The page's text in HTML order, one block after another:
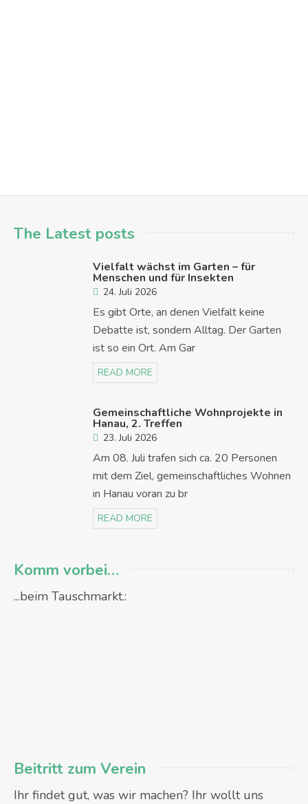
The Latest posts
Vielfalt wächst im Garten – für
Menschen und für Insekten
24. Juli 2026
Es gibt Orte, an denen Vielfalt keine
Debatte ist, sondern Alltag. Der Garten
ist so ein Ort. Am Gar
READ MORE
Gemeinschaftliche Wohnprojekte in
Hanau, 2. Treffen
23. Juli 2026
Am 08. Juli trafen sich ca. 20 Personen
mit dem Ziel, gemeinschaftliches Wohnen
in Hanau voran zu br
READ MORE
Komm vorbei…
...beim Tauschmarkt.:
Beitritt zum Verein
Ihr findet gut, was wir machen? Ihr wollt uns